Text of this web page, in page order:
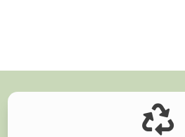
